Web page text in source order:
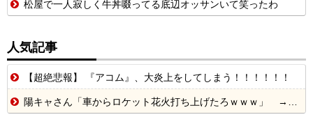
松屋で一人寂しく牛丼啜ってる底辺オッサンいて笑ったわ
人気記事
【超絶悲報】 『アコム』、大炎上をしてしまう！！！！！！
陽キャさん「車からロケット花火打ち上げたろｗｗｗ」 → サンルーフが閉まっていて無事車内に発射